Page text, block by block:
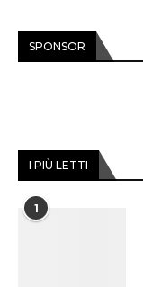
SPONSOR
I PIÙ LETTI
1